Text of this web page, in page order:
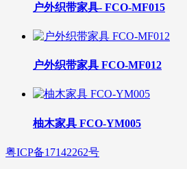
户外织带家具- FCO-MF015
户外织带家具 FCO-MF012
柚木家具 FCO-YM005
粤ICP备17142262号